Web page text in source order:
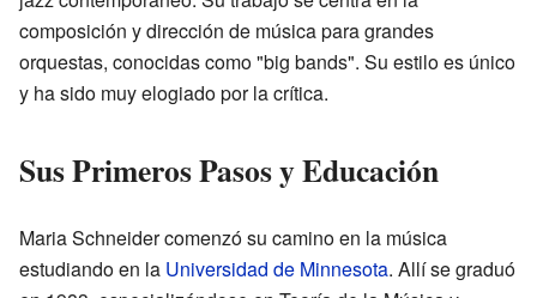
composición y dirección de música para grandes
orquestas, conocidas como "big bands". Su estilo es único
y ha sido muy elogiado por la crítica.
Sus Primeros Pasos y Educación
Maria Schneider comenzó su camino en la música
estudiando en la Universidad de Minnesota. Allí se graduó